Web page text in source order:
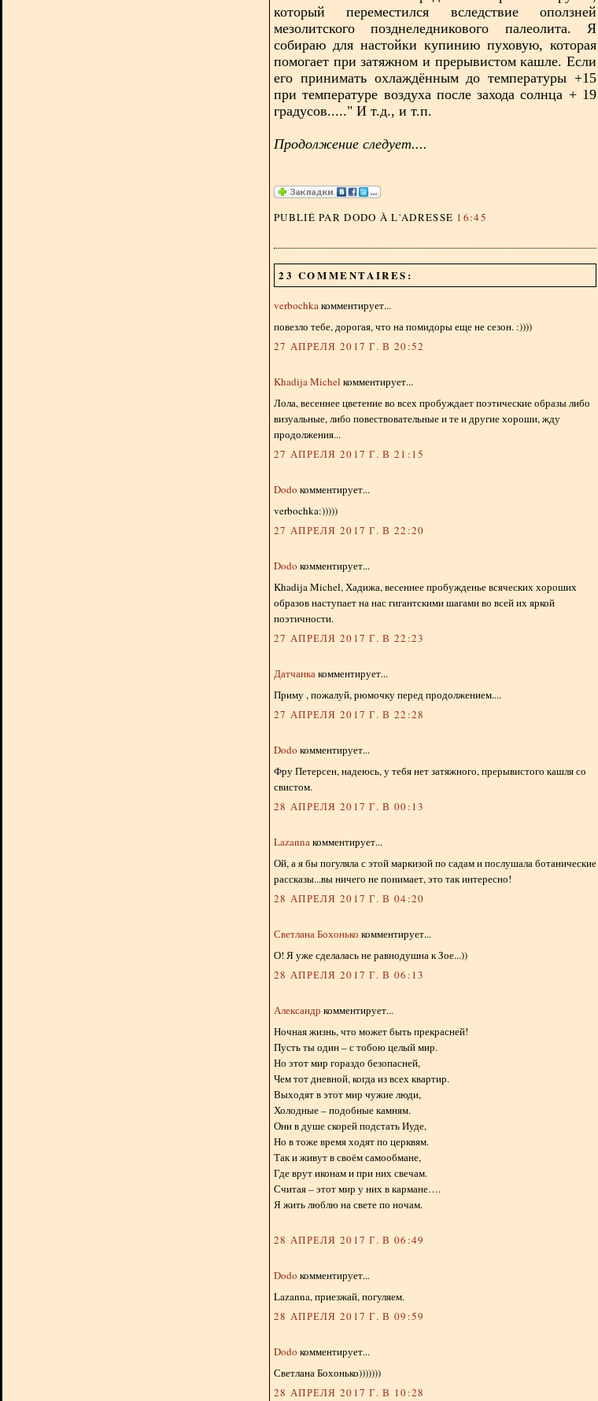
который переместился вследствие оползней
мезолитского позднеледникового палеолита. Я
собираю для настойки купинию пуховую, которая
помогает при затяжном и прерывистом кашле. Если
его принимать охлаждённым до температуры +15
при температуре воздуха после захода солнца + 19
градусов....." И т.д., и т.п.
Продолжение следует....
PUBLIÉ PAR DODO À L'ADRESSE 16:45
23 COMMENTAIRES:
verbochkaкомментирует...
повезло тебе, дорогая, что на помидоры еще не сезон. :))))
27 АПРЕЛЯ 2017 Г. В 20:52
Khadija Michel комментирует...
Лола, весеннее цветение во всех пробуждает поэтические образы либо
визуальные, либо повествовательные и те и другие хороши, жду
продолжения...
27 АПРЕЛЯ 2017 Г. В 21:15
Dodo комментирует...
verbochka:)))))
27 АПРЕЛЯ 2017 Г. В 22:20
Dodo комментирует...
Khadija Michel, Хадижа, весеннее пробужденье всяческих хороших
образов наступает на нас гигантскими шагами во всей их яркой
поэтичности.
27 АПРЕЛЯ 2017 Г. В 22:23
Датчанкакомментирует...
Приму , пожалуй, рюмочку перед продолжением....
27 АПРЕЛЯ 2017 Г. В 22:28
Dodo комментирует...
Фру Петерсен, надеюсь, у тебя нет затяжного, прерывистого кашля со
свистом.
28 АПРЕЛЯ 2017 Г. В 00:13
Lazannaкомментирует...
Ой, а я бы погуляла с этой маркизой по садам и послушала ботанические
рассказы...вы ничего не понимает, это так интересно!
28 АПРЕЛЯ 2017 Г. В 04:20
Светлана Бохонько комментирует...
О! Я уже сделалась не равнодушна к Зое...))
28 АПРЕЛЯ 2017 Г. В 06:13
Александр комментирует...
Ночная жизнь, что может быть прекрасней!
Пусть ты один – с тобою целый мир.
Но этот мир гораздо безопасней,
Чем тот дневной, когда из всех квартир.
Выходят в этот мир чужие люди,
Холодные – подобные камням.
Они в душе скорей подстать Иуде,
Но в тоже время ходят по церквям.
Так и живут в своём самообмане,
Где врут иконам и при них свечам.
Считая – этот мир у них в кармане….
Я жить люблю на свете по ночам.
28 АПРЕЛЯ 2017 Г. В 06:49
Dodo комментирует...
Lazanna, приезжай, погуляем.
28 АПРЕЛЯ 2017 Г. В 09:59
Dodo комментирует...
Светлана Бохонько)))))))
28 АПРЕЛЯ 2017 Г. В 10:28